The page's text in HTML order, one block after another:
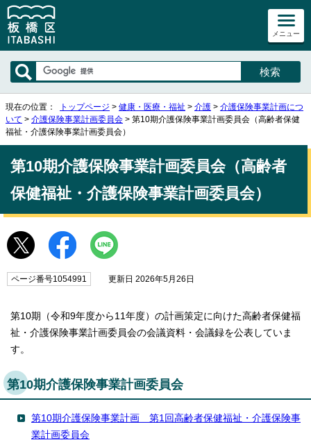
メニュー
現在の位置： トップページ > 健康・医療・福祉 > 介護 > 介護保険事業計画につ
いて > 介護保険事業計画委員会 > 第10期介護保険事業計画委員会（高齢者保健
福祉・介護保険事業計画委員会）
第10期介護保険事業計画委員会（高齢者
保健福祉・介護保険事業計画委員会）
ページ番号1054991 更新日 2026年5月26日
第10期（令和9年度から11年度）の計画策定に向けた高齢者保健福
祉・介護保険事業計画委員会の会議資料・会議録を公表していま
す。
第10期介護保険事業計画委員会
第10期介護保険事業計画 第1回高齢者保健福祉・介護保険事
業計画委員会